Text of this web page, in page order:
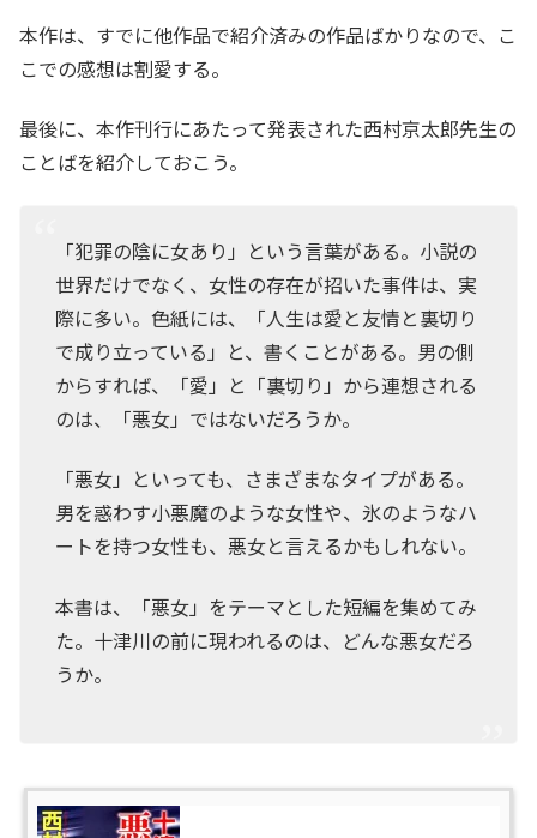
本作は、すでに他作品で紹介済みの作品ばかりなので、こ
こでの感想は割愛する。
最後に、本作刊行にあたって発表された西村京太郎先生の
ことばを紹介しておこう。
「犯罪の陰に女あり」という言葉がある。小説の
世界だけでなく、女性の存在が招いた事件は、実
際に多い。色紙には、「人生は愛と友情と裏切り
で成り立っている」と、書くことがある。男の側
からすれば、「愛」と「裏切り」から連想される
のは、「悪女」ではないだろうか。
「悪女」といっても、さまざまなタイプがある。
男を惑わす小悪魔のような女性や、氷のようなハ
ートを持つ女性も、悪女と言えるかもしれない。
本書は、「悪女」をテーマとした短編を集めてみ
た。十津川の前に現われるのは、どんな悪女だろ
うか。